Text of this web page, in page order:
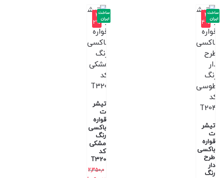
-4
4%
تیشر
ت
قواره
باکسی
طرح
دار
رنگ
ساخت
ایران
-3
2%
تیشر
ت
قواره
باکسی
رنگ
مشکی
کد
T320
2,350,0
ساخت
ایران